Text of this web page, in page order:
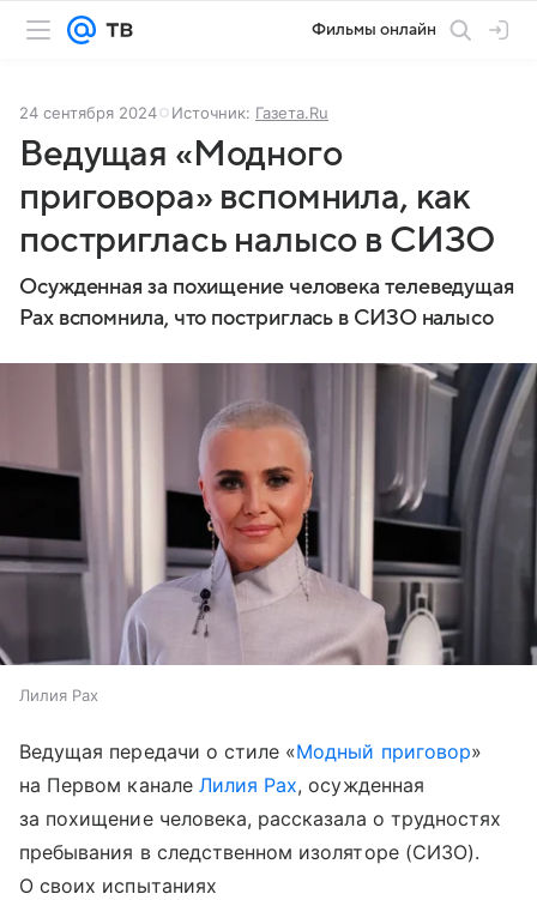
Фильмы онлайн
24 сентября 2024 Источник: Газета.Ru
Ведущая «Модного
приговора» вспомнила, как
постриглась налысо в СИЗО
Осужденная за похищение человека телеведущая
Рах вспомнила, что постриглась в СИЗО налысо
Лилия Рах
Ведущая передачи о стиле «Модный приговор»
на Первом канале Лилия Рах, осужденная
за похищение человека, рассказала о трудностях
пребывания в следственном изоляторе (СИЗО).
О своих испытаниях